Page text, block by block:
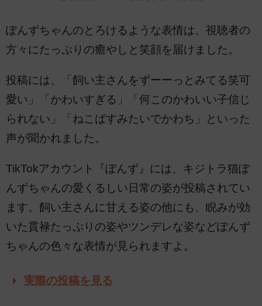
ぽんずちゃんのとろけるような表情は、視聴者の
方々にたっぷりの癒やしと笑顔を届けました。
投稿には、「飼い主さんをずーーっとみてる笑可
愛い」「かわいすぎる」「何このかわいい子信じ
られない」「ねこばすみたいでかわち」といった
声が聞かれました。
TikTokアカウント『ぽんず』には、キジトラ猫ぽ
んずちゃんの愛くるしい日常の姿が投稿されてい
ます。飼い主さんに甘える姿の他にも、睨みが効
いた貫禄たっぷりの姿やツンデレな姿などぽんず
ちゃんの色々な表情が見られますよ。
実際の投稿を見る